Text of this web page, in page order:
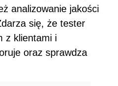
analizowanie jakości
się, że tester
z klientami i
oraz sprawdza